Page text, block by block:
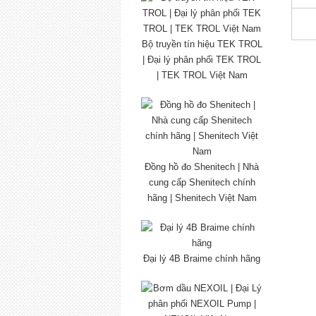
Bộ truyền tín hiệu TEK TROL
| Đại lý phân phối TEK TROL
| TEK TROL Việt Nam
Đồng hồ đo Shenitech | Nhà
cung cấp Shenitech chính
hãng | Shenitech Việt Nam
Đại lý 4B Braime chính hãng